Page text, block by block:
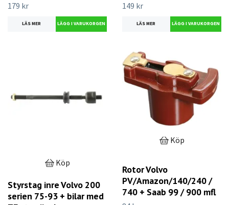
179 kr
LÄS MER
149 kr
LÄS MER
Köp
Styrstag inre Volvo 200
serien 75-93 + bilar med
Köp
Rotor Volvo
PV/Amazon/140/240 /
740 + Saab 99 / 900 mfl